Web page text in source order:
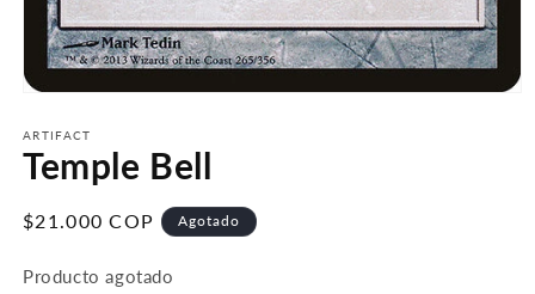
multimedia
1
modal
ARTIFACT
Temple Bell
Precio
$21.000 COP Agotado
Producto agotado